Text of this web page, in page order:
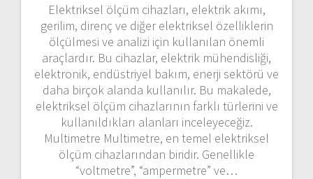
Elektriksel ölçüm cihazları, elektrik akımı,
gerilim, direnç ve diğer elektriksel özelliklerin
ölçülmesi ve analizi için kullanılan önemli
araçlardır. Bu cihazlar, elektrik mühendisliği,
elektronik, endüstriyel bakım, enerji sektörü ve
daha birçok alanda kullanılır. Bu makalede,
elektriksel ölçüm cihazlarının farklı türlerini ve
kullanıldıkları alanları inceleyeceğiz.
Multimetre Multimetre, en temel elektriksel
ölçüm cihazlarından biridir. Genellikle
“voltmetre”, “ampermetre” ve…